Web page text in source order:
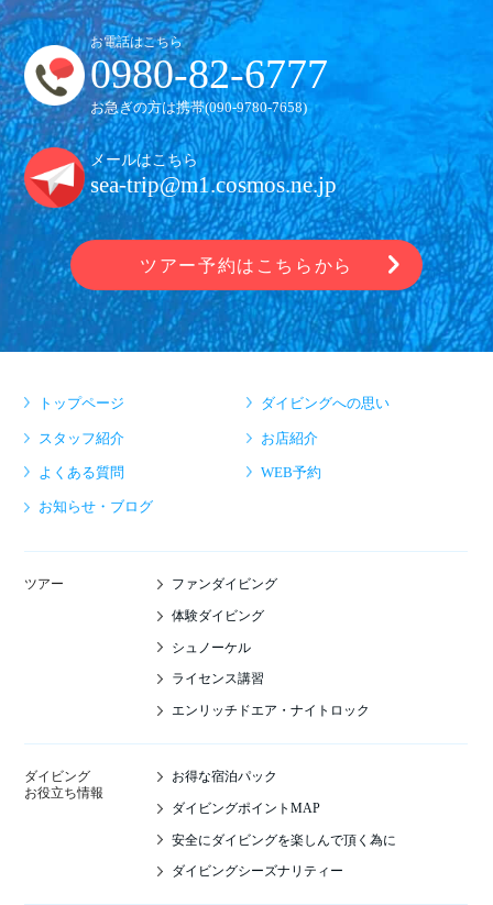
お電話はこちら
0980-82-6777
お急ぎの方は携帯(090-9780-7658)
メールはこちら
sea-trip@m1.cosmos.ne.jp
ツアー予約はこちらから
トップページ ダイビングへの思い
スタッフ紹介 お店紹介
よくある質問 WEB予約
お知らせ・ブログ
ツアー ファンダイビング
体験ダイビング
シュノーケル
ライセンス講習
エンリッチドエア・ナイトロック
ダイビング
お役立ち情報
お得な宿泊パック
ダイビングポイントMAP
安全にダイビングを楽しんで頂く為に
ダイビングシーズナリティー